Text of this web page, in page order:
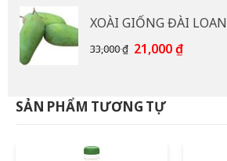
15,000 ₫.là:
12,000 ₫.
XOÀI GIỐNG ĐÀI LOAN
33,000₫ Giá
33,000 ₫.
21,000₫Giá
SẢN PHẨM TƯƠNG TỰ